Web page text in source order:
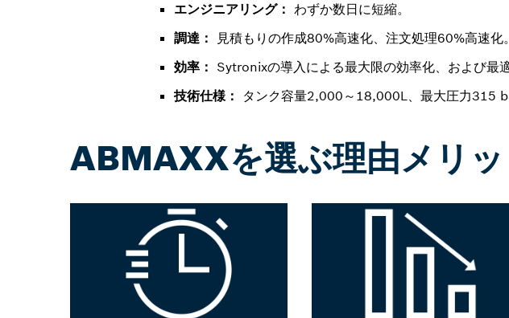
エンジニアリング： わずか数日に短縮。
調達：
見積もりの作成80%高速化、注文処理60%高速化。
効率： Sytronixの導入による最大限の効率化、および最
技術仕様：
タンク容量2,000～18,000L、最大圧力315
ABMAXXを選ぶ理由メリッ